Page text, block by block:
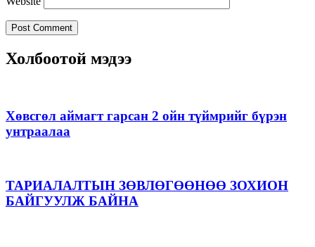
Холбоотой мэдээ
Хөвсгөл аймагт гарсан 2 ойн түймрийг бүрэн
унтраалаа
ТАРИАЛАЛТЫН ЗӨВЛӨГӨӨНӨӨ ЗОХИОН
БАЙГУУЛЖ БАЙНА